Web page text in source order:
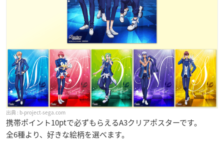
b-project-sega.com
携帯ポイント10ptで必ずもらえるA3クリアポスターです。
全6種より、好きな絵柄を選べます。